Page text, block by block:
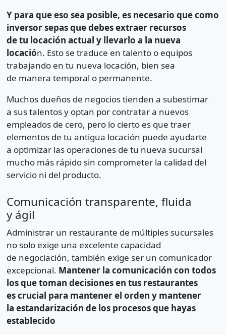
Y para que eso sea posible, es necesario que como
inversor sepas que debes extraer recursos
de tu locación actual y llevarlo a la nueva
locación. Esto se traduce en talento o equipos
trabajando en tu nueva locación, bien sea
de manera temporal o permanente.
Muchos dueños de negocios tienden a subestimar
a sus talentos y optan por contratar a nuevos
empleados de cero, pero lo cierto es que traer
elementos de tu antigua locación puede ayudarte
a optimizar las operaciones de tu nueva sucursal
mucho más rápido sin comprometer la calidad del
servicio ni del producto.
Comunicación transparente, fluida
y ágil
Administrar un restaurante de múltiples sucursales
no solo exige una excelente capacidad
de negociación, también exige ser un comunicador
excepcional. Mantener la comunicación con todos
los que toman decisiones en tus restaurantes
es crucial para mantener el orden y mantener
la estandarización de los procesos que hayas
establecido